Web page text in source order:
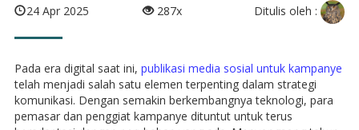
24 Apr 2025 287x Ditulis oleh :
Pada era digital saat ini, publikasi media sosial untuk kampanye
telah menjadi salah satu elemen terpenting dalam strategi
komunikasi. Dengan semakin berkembangnya teknologi, para
pemasar dan penggiat kampanye dituntut untuk terus